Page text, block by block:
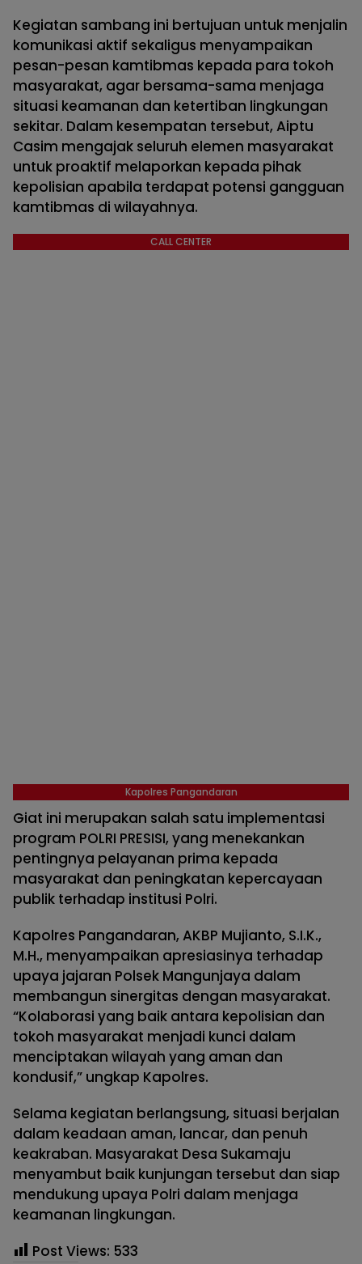
Kegiatan sambang ini bertujuan untuk menjalin
komunikasi aktif sekaligus menyampaikan
pesan-pesan kamtibmas kepada para tokoh
masyarakat, agar bersama-sama menjaga
situasi keamanan dan ketertiban lingkungan
sekitar. Dalam kesempatan tersebut, Aiptu
Casim mengajak seluruh elemen masyarakat
untuk proaktif melaporkan kepada pihak
kepolisian apabila terdapat potensi gangguan
kamtibmas di wilayahnya.
CALL CENTER
Kapolres Pangandaran
Giat ini merupakan salah satu implementasi
program POLRI PRESISI, yang menekankan
pentingnya pelayanan prima kepada
masyarakat dan peningkatan kepercayaan
publik terhadap institusi Polri.
Kapolres Pangandaran, AKBP Mujianto, S.I.K.,
M.H., menyampaikan apresiasinya terhadap
upaya jajaran Polsek Mangunjaya dalam
membangun sinergitas dengan masyarakat.
“Kolaborasi yang baik antara kepolisian dan
tokoh masyarakat menjadi kunci dalam
menciptakan wilayah yang aman dan
kondusif,” ungkap Kapolres.
Selama kegiatan berlangsung, situasi berjalan
dalam keadaan aman, lancar, dan penuh
keakraban. Masyarakat Desa Sukamaju
menyambut baik kunjungan tersebut dan siap
mendukung upaya Polri dalam menjaga
keamanan lingkungan.
Post Views: 533